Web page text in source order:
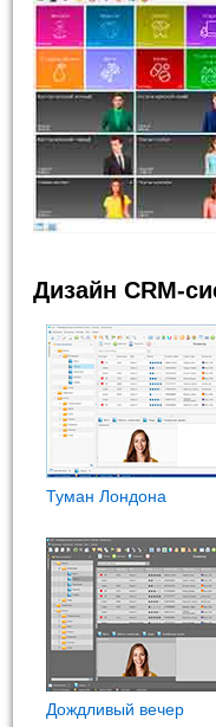
Дизайн CRM-
Туман Лондона
Дождливый вечер